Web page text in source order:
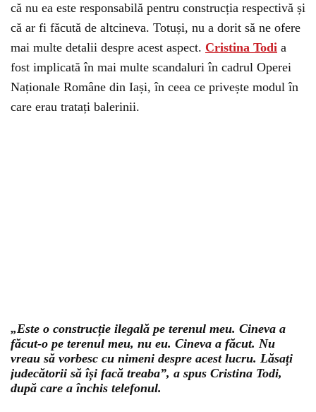
că nu ea este responsabilă pentru construcția respectivă și
că ar fi făcută de altcineva. Totuși, nu a dorit să ne ofere
mai multe detalii despre acest aspect. Cristina Todi a
fost implicată în mai multe scandaluri în cadrul Operei
Naționale Române din Iași, în ceea ce privește modul în
care erau tratați balerinii.
„Este o construcție ilegală pe terenul meu. Cineva a
făcut-o pe terenul meu, nu eu. Cineva a făcut. Nu
vreau să vorbesc cu nimeni despre acest lucru. Lăsați
judecătorii să își facă treaba”, a spus Cristina Todi,
după care a închis telefonul.